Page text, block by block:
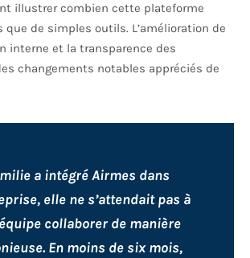
illustrer combien cette plateforme
que de simples outils. L’amélioration de
interne et la transparence des
changements notables appréciés de
a intégré Airmes dans
elle ne s’attendait pas à
collaborer de manière
En moins de six mois,